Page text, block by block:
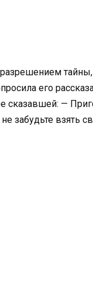
тайны,
его
сказавшей: —
забудьте взять